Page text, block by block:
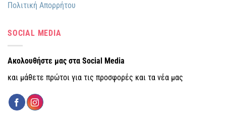
Πολιτική Απορρήτου
SOCIAL MEDIA
Ακολουθήστε μας στα Social Media
και μάθετε πρώτοι για τις προσφορές και τα νέα μας